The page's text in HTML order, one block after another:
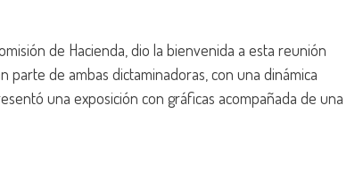
de Hacienda, dio la bienvenida a esta reunión
de ambas dictaminadoras, con una dinámica
una exposición con gráficas acompañada de una